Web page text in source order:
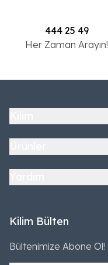
444 25 49
Her Zaman Arayın!
Kilim Bülten
Bültenimize Abone Ol!